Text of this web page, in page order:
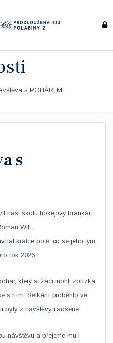
s POHÁREM
s
naši školu hokejový brankář
Will.
krátce poté, co se jeho tým
rok 2026.
který si žáci mohli zblízka
s ním. Setkání proběhlo ve
byly z návštěvy nadšené.
návštěvu a přejeme mu i